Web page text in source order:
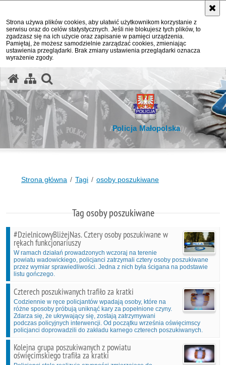
Strona używa plików cookies, aby ułatwić użytkownikom korzystanie z
serwisu oraz do celów statystycznych. Jeśli nie blokujesz tych plików, to
zgadzasz się na ich użycie oraz zapisanie w pamięci urządzenia.
Pamiętaj, że możesz samodzielnie zarządzać cookies, zmieniając
ustawienia przeglądarki. Brak zmiany ustawienia przeglądarki oznacza
wyrażenie zgody.
Policja Małopolska
Strona główna Tagi osoby poszukiwane
Tag osoby poszukiwane
#DzielnicowyBliżejNas. Cztery osoby poszukiwane w
rękach funkcjonariuszy
W ramach działań prowadzonych wczoraj na terenie
powiatu wadowickiego, policjanci zatrzymali cztery osoby poszukiwane
przez wymiar sprawiedliwości. Jedna z nich była ścigana na podstawie
listu gończego.
Czterech poszukiwanych trafiło za kratki
Codziennie w ręce policjantów wpadają osoby, które na
różne sposoby próbują uniknąć kary za popełnione czyny.
Zdarza się, że ukrywający się, zostają zatrzymywani
podczas policyjnych interwencji. Od początku września oświęcimscy
policjanci doprowadzili do zakładu karnego czterech poszukiwanych.
Kolejna grupa poszukiwanych z powiatu
oświęcimskiego trafiła za kratki